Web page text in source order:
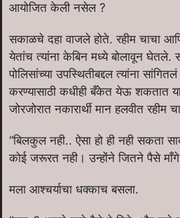
आयोजित केली नसेल ?
सकाळचे दहा वाजले होते. रहीम चाचा
येतांच त्यांना केबिन मध्ये बोलावून घेतले.
पोलिसांच्या उपस्थितीबद्दल त्यांना
करण्यासाठी कधीही बँकेत येऊ शकतात
जोरजोरात नकारार्थी मान हलवीत रहीम
“बिलकुल नही.. ऐसा हो ही नही सकता
कोई जरूरत नही। उन्होंने जितने पैसे
मला आश्चर्याचा धक्काच बसला.